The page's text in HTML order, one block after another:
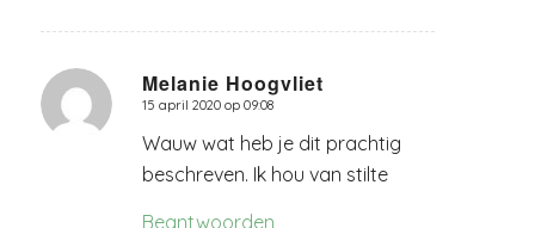
Melanie Hoogvliet
zegt:
15 april 2020 op 09:08
Wauw wat heb je dit prachtig
beschreven. Ik hou van stilte
Beantwoorden